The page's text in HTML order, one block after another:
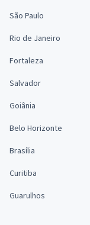
São Paulo
Rio de Janeiro
Fortaleza
Salvador
Goiânia
Belo Horizonte
Brasília
Curitiba
Guarulhos